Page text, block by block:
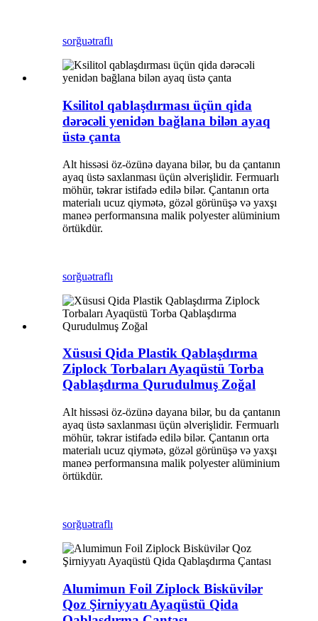
sorğuətraflı
Ksilitol qablaşdırması üçün qida
dərəcəli yenidən bağlana bilən ayaq
üstə çanta
Alt hissəsi öz-özünə dayana bilər, bu da çantanın
ayaq üstə saxlanması üçün əlverişlidir. Fermuarlı
möhür, təkrar istifadə edilə bilər. Çantanın orta
materialı ucuz qiymətə, gözəl görünüşə və yaxşı
maneə performansına malik polyester alüminium
örtükdür.
sorğuətraflı
Xüsusi Qida Plastik Qablaşdırma
Ziplock Torbaları Ayaqüstü Torba
Qablaşdırma Qurudulmuş Zoğal
Alt hissəsi öz-özünə dayana bilər, bu da çantanın
ayaq üstə saxlanması üçün əlverişlidir. Fermuarlı
möhür, təkrar istifadə edilə bilər. Çantanın orta
materialı ucuz qiymətə, gözəl görünüşə və yaxşı
maneə performansına malik polyester alüminium
örtükdür.
sorğuətraflı
Alumimun Foil Ziplock Bisküvilər
Qoz Şirniyyatı Ayaqüstü Qida